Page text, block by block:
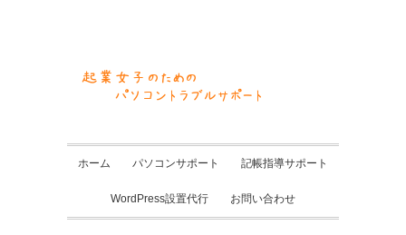
ホーム パソコンサポート 記帳指導サポート
WordPress設置代行 お問い合わせ